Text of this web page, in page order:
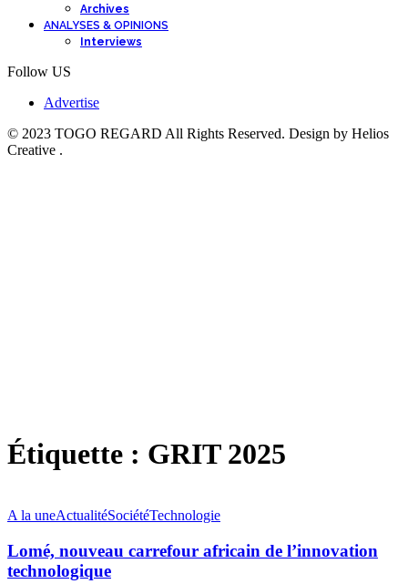
Archives
ANALYSES & OPINIONS
Interviews
Follow US
Advertise
© 2023 TOGO REGARD All Rights Reserved. Design by Helios
Creative .
Étiquette : GRIT 2025
A la uneActualitéSociétéTechnologie
Lomé, nouveau carrefour africain de l’innovation
technologique